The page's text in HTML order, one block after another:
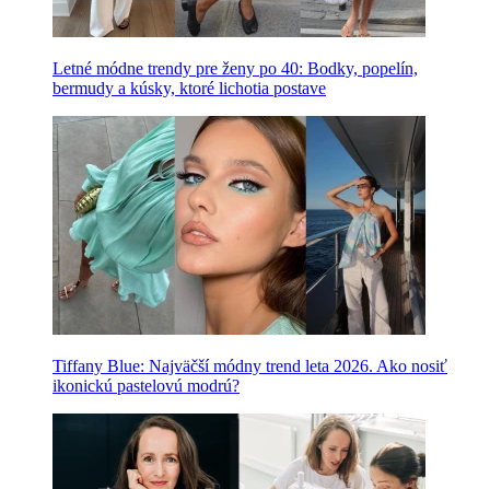
Letné módne trendy pre ženy po 40: Bodky, popelín,
bermudy a kúsky, ktoré lichotia postave
Tiffany Blue: Najväčší módny trend leta 2026. Ako nosiť
ikonickú pastelovú modrú?